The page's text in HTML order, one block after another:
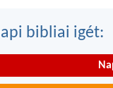
bibliai igét: